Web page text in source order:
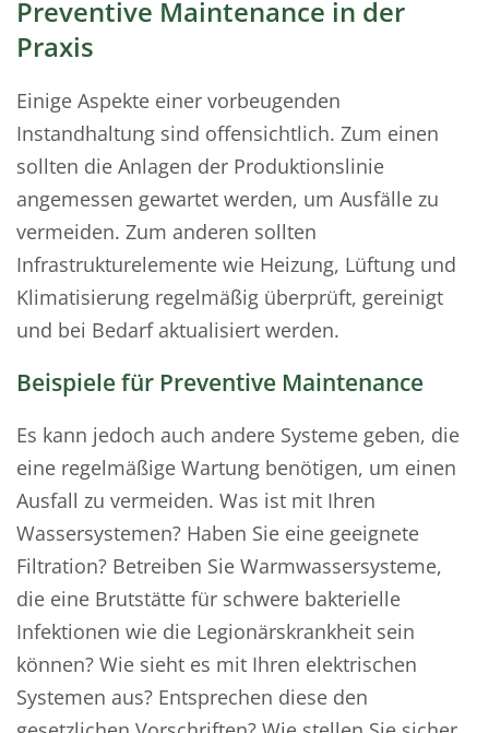
Preventive Maintenance in der
Praxis
Einige Aspekte einer vorbeugenden
Instandhaltung sind offensichtlich. Zum einen
sollten die Anlagen der Produktionslinie
angemessen gewartet werden, um Ausfälle zu
vermeiden. Zum anderen sollten
Infrastrukturelemente wie Heizung, Lüftung und
Klimatisierung regelmäßig überprüft, gereinigt
und bei Bedarf aktualisiert werden.
Beispiele für Preventive Maintenance
Es kann jedoch auch andere Systeme geben, die
eine regelmäßige Wartung benötigen, um einen
Ausfall zu vermeiden. Was ist mit Ihren
Wassersystemen? Haben Sie eine geeignete
Filtration? Betreiben Sie Warmwassersysteme,
die eine Brutstätte für schwere bakterielle
Infektionen wie die Legionärskrankheit sein
können? Wie sieht es mit Ihren elektrischen
Systemen aus? Entsprechen diese den